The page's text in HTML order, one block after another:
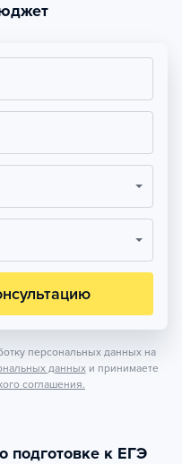
персональных данных на
данных и принимаете
соглашения.
подготовке к ЕГЭ